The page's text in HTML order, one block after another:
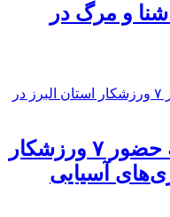
و مرگ در
۲ مدال برنز نتیجه حضور ۷ ورزشکار
آسیایی